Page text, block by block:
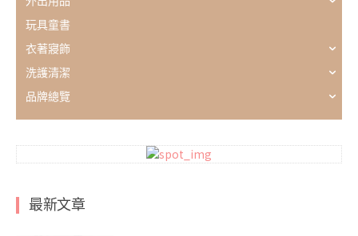
玩具童書
衣著寢飾
洗護清潔
品牌總覽
最新文章